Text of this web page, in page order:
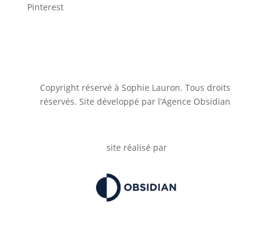
Pinterest
Copyright réservé à Sophie Lauron. Tous droits
réservés. Site développé par l’Agence Obsidian
site réalisé par